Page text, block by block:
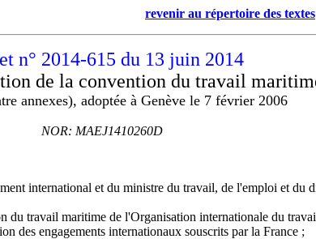
revenir au répertoire des textes
n° 2014-615 du 13 juin 2014
de la convention du travail
annexes), adoptée à Genève le 7 février 2006
NOR: MAEJ1410260D
international et du ministre du travail, de l'emploi et du
du travail maritime de l'Organisation internationale du
des engagements internationaux souscrits par la France ;